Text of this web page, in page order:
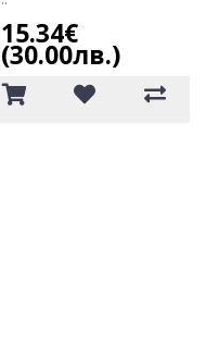
15.34€
(30.00лв.)